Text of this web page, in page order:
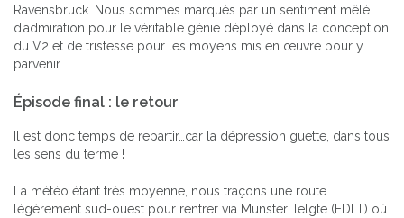
Ravensbrück. Nous sommes marqués par un sentiment mêlé
d’admiration pour le véritable génie déployé dans la conception
du V2 et de tristesse pour les moyens mis en œuvre pour y
parvenir.
Épisode final : le retour
Il est donc temps de repartir…car la dépression guette, dans tous
les sens du terme !
La météo étant très moyenne, nous traçons une route
légèrement sud-ouest pour rentrer via Münster Telgte (EDLT) où